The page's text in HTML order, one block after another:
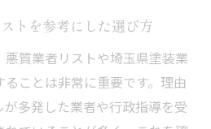
トを参考にした選び方
質業者リストや埼玉県塗装業
ことは非常に重要です。理由
多発した業者や行政指導を受